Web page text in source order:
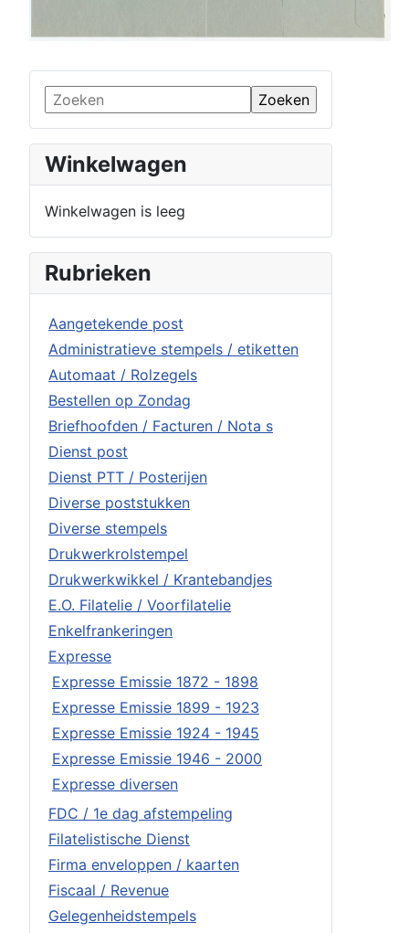
Winkelwagen
Winkelwagen is leeg
Rubrieken
Aangetekende post
Administratieve stempels / etiketten
Automaat / Rolzegels
Bestellen op Zondag
Briefhoofden / Facturen / Nota s
Dienst post
Dienst PTT / Posterijen
Diverse poststukken
Diverse stempels
Drukwerkrolstempel
Drukwerkwikkel / Krantebandjes
E.O. Filatelie / Voorfilatelie
Enkelfrankeringen
Expresse
Expresse Emissie 1872 - 1898
Expresse Emissie 1899 - 1923
Expresse Emissie 1924 - 1945
Expresse Emissie 1946 - 2000
Expresse diversen
FDC / 1e dag afstempeling
Filatelistische Dienst
Firma enveloppen / kaarten
Fiscaal / Revenue
Gelegenheidstempels